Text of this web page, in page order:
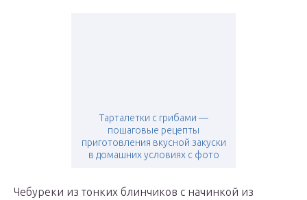
Тарталетки с грибами —
пошаговые рецепты
приготовления вкусной закуски
в домашних условиях с фото
Чебуреки из тонких блинчиков с начинкой из